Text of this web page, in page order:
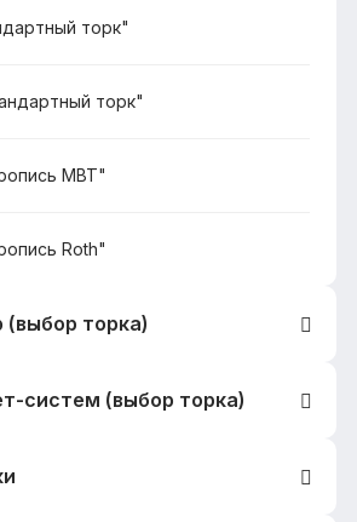
торк"
торк"
MBT"
Roth"
(выбор торка)
систем (выбор торка)